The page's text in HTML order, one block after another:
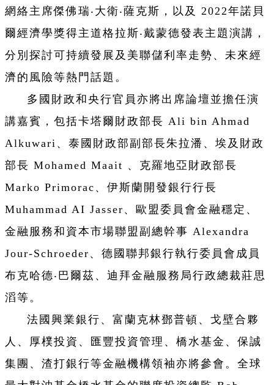
網絡主席傑佛瑞‧大衛‧薩克斯，以及 2022年諾貝
爾經濟學獎得主道格拉斯‧戴蒙德發表主題演講，
分別探討可持續發展及美聯儲利率走勢、未來經
濟的風險等熱門話題。
多國財政和央行官員亦將出席論壇並擔任演
講嘉賓，包括卡塔爾財政部長 Ali bin Ahmad
Alkuwari、泰國財政部副部長朱拉潘、埃及財政
部長 Mohamed Maait 、克羅地亞財政部長
Marko Primorac、伊斯蘭開發銀行行長
Muhammad AI Jasser、歐盟委員會金融穩定、
金融服務和資本市場聯盟副總幹事 Alexandra
Jour-Schroeder、德國聯邦銀行執行委員會成員
布克哈德‧巴爾茲、迪拜金融服務局行政總裁莊思
滔等。
法國興業銀行、富蘭克林鄧普頓、戈壁合夥
人、厚樸投資、匯豐投資管理、橋水基金、保誠
集團、渣打銀行等金融機構領袖亦將參會。全球